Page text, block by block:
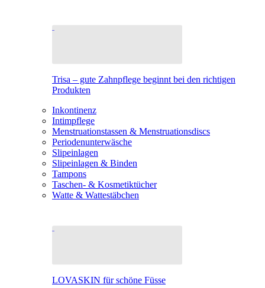
Trisa – gute Zahnpflege beginnt bei den richtigen
Produkten
Inkontinenz
Intimpflege
Menstruationstassen & Menstruationsdiscs
Periodenunterwäsche
Slipeinlagen
Slipeinlagen & Binden
Tampons
Taschen- & Kosmetiktücher
Watte & Wattestäbchen
LOVASKIN für schöne Füsse